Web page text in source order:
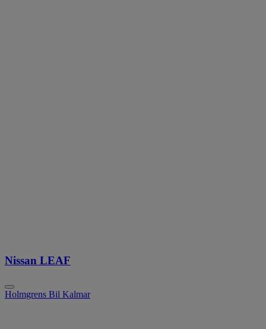
Nissan LEAF
Holmgrens Bil Kalmar